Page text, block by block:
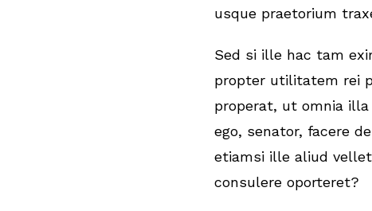
usque praetorium
Sed si ille hac tam
propter utilitatem rei
properat, ut omnia
ego, senator, facere
etiamsi ille aliud
consulere oporteret?